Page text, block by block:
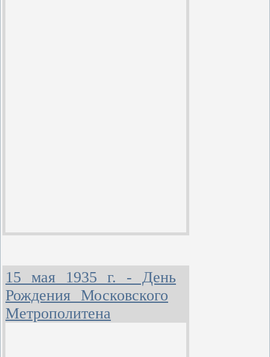
15 мая 1935 г. - День
Рождения Московского
Метрополитена